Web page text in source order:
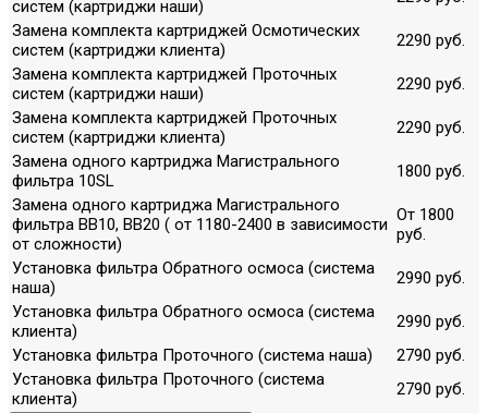
систем (картриджи наши)
Замена комплекта картриджей Осмотических
систем (картриджи клиента)
2290 руб.
Замена комплекта картриджей Проточных
систем (картриджи наши)
2290 руб.
Замена комплекта картриджей Проточных
систем (картриджи клиента)
2290 руб.
Замена одного картриджа Магистрального
фильтра 10SL
1800 руб.
Замена одного картриджа Магистрального
фильтра ВВ10, ВВ20 ( от 1180-2400 в зависимости
от сложности)
От 1800
руб.
Установка фильтра Обратного осмоса (система
наша)
2990 руб.
Установка фильтра Обратного осмоса (система
клиента)
2990 руб.
Установка фильтра Проточного (система наша)
2790 руб.
Установка фильтра Проточного (система
клиента)
2790 руб.